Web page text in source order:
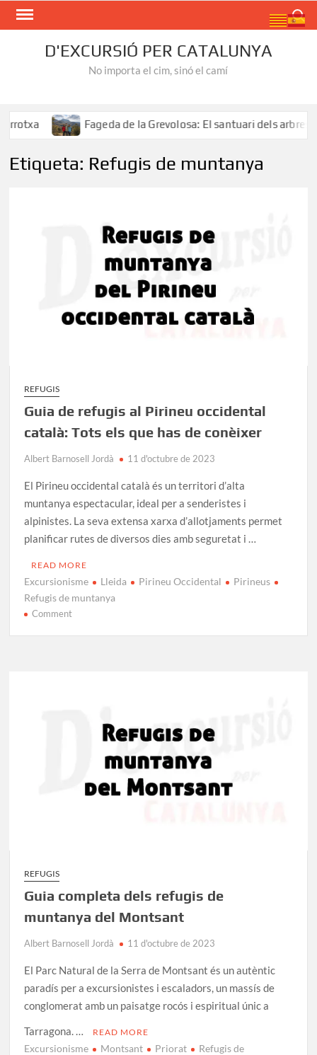
Skip
D'EXCURSIÓ PER CATALUNYA
No importa el cim, sinó el camí
Fageda de la Grevolosa: El santuari dels arbres
Etiqueta: Refugis de muntanya
REFUGIS
Guia de refugis al Pirineu occidental
català: Tots els que has de conèixer
Albert Barnosell Jordà 11 d'octubre de 2023
El Pirineu occidental català és un territori d’alta
muntanya espectacular, ideal per a senderistes i
alpinistes. La seva extensa xarxa d’allotjaments permet
planificar rutes de diversos dies amb seguretat i …
READ MORE
Excursionisme Lleida Pirineu Occidental
Pirineus
Refugis de muntanya
Commenton
has
REFUGIS
Guia completa dels refugis de
muntanya del Montsant
Albert Barnosell Jordà 11 d'octubre de 2023
El Parc Natural de la Serra de Montsant és un autèntic
paradís per a excursionistes i escaladors, un massís de
conglomerat amb un paisatge rocós i espiritual únic a
Tarragona. …
READ MORE
Excursionisme Montsant Priorat
Refugis de